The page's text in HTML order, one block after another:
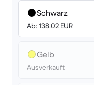
Schwarz
Ab: 138.02 EUR
Gelb
Ausverkauft